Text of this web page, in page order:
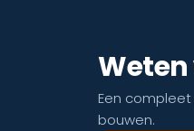
Een
bouwen.